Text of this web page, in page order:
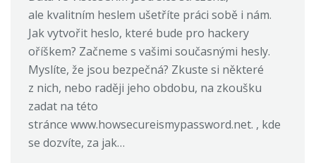
ale kvalitním heslem ušetříte práci sobě i nám.
Jak vytvořit heslo, které bude pro hackery
oříškem? Začneme s vašimi současnými hesly.
Myslíte, že jsou bezpečná? Zkuste si některé
z nich, nebo raději jeho obdobu, na zkoušku
zadat na této
stránce www.howsecureismypassword.net. , kde
se dozvíte, za jak…